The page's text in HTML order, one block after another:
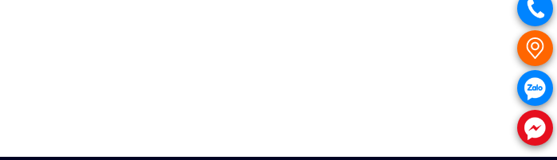
.
.
.
.